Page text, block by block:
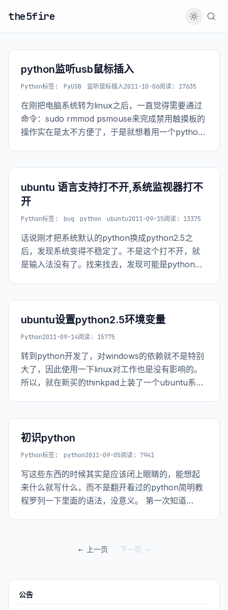
the5fire
python监听usb鼠标插入
Python标签: PyUSB 监听鼠标插入2011-10-06阅读: 17635
在刚把电脑系统转为linux之后，一直觉得需要通过
命令：sudo rmmod psmouse来完成禁用触摸板的
操作实在是太不方便了，于是就想着用一个python
ubuntu 语言支持打不开,系统监视器打不
开
Python标签: bug python ubuntu2011-09-15阅读: 13375
话说刚才把系统默认的python换成python2.5之
后，发现系统变得不稳定了。不是这个打不开，就
是输入法没有了。找来找去，发现可能是python的
ubuntu设置python2.5环境变量
Python2011-09-14阅读: 15775
转到python开发了，对windows的依赖就不是特别
大了，因此使用一下linux对工作也是没有影响的。
所以，就在新买的thinkpad上装了一个ubuntu系
初识python
Python标签: python2011-09-05阅读: 7941
写这些东西的时候其实是应该闭上眼睛的，能想起
来什么就写什么，而不是翻开看过的python简明教
程罗列一下里面的语法，没意义。 第一次知道
← 上一页 下一页 →
公告